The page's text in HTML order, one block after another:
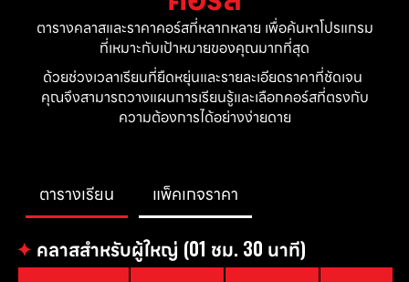
ตารางคลาสและราคาคอร์สที่หลากหลาย เพื่อค้นหาโปรแกรม
ที่เหมาะกับเป้าหมายของคุณมากที่สุด
ด้วยช่วงเวลาเรียนที่ยืดหยุ่นและรายละเอียดราคาที่ชัดเจน
คุณจึงสามารถวางแผนการเรียนรู้และเลือกคอร์สที่ตรงกับ
ความต้องการได้อย่างง่ายดาย
ตารางเรียน แพ็คเกจราคา
✦ คลาสสำหรับผู้ใหญ่ (01 ชม. 30 นาที)